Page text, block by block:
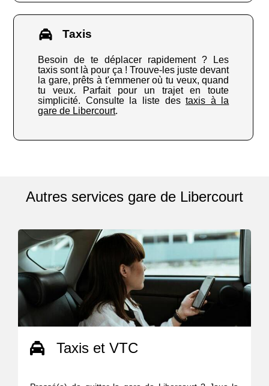
Taxis
Besoin de te déplacer rapidement ? Les
taxis sont là pour ça ! Trouve-les juste devant
la gare, prêts à t'emmener où tu veux, quand
tu veux. Parfait pour un trajet en toute
simplicité. Consulte la liste destaxis à la
gare de Libercourt.
Autres services gare de Libercourt
Taxis et VTC